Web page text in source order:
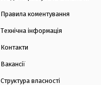
Правила коментування
Технічна інформація
Контакти
Вакансії
Структура власності